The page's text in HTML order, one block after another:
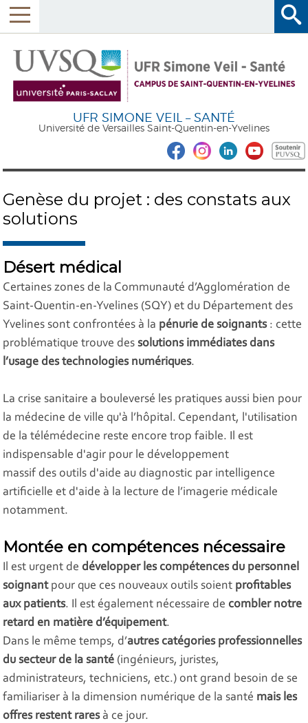
UFR SIMONE VEIL – SANTÉ
Université de Versailles Saint-Quentin-en-Yvelines
Genèse du projet : des constats aux
solutions
Désert médical
Certaines zones de la Communauté d’Agglomération de
Saint-Quentin-en-Yvelines (SQY) et du Département des
Yvelines sont confrontées à la pénurie de soignants : cette
problématique trouve dessolutions immédiates dans
l’usage des technologies numériques.
La crise sanitaire a bouleversé les pratiques aussi bien pour
la médecine de ville qu'à l’hôpital. Cependant, l'utilisation
de la télémédecine reste encore trop faible. Il est
indispensable d'agir pour le développement
massif des outils d'aide au diagnostic par intelligence
artificielle et d'aide à la lecture de l’imagerie médicale
notamment.
Montée en compétences nécessaire
Il est urgent dedévelopper les compétences du personnel
soignant pour que ces nouveaux outils soient profitables
aux patients. Il est également nécessaire decombler notre
retard en matière d’équipement.
Dans le même temps, d’autres catégories professionnelles
du secteur de la santé (ingénieurs, juristes,
administrateurs, techniciens, etc.) ont grand besoin de se
familiariser à la dimension numérique de la santé mais les
offres restent raresà ce jour.